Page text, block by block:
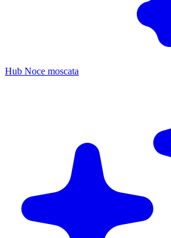
Hub Noce moscata